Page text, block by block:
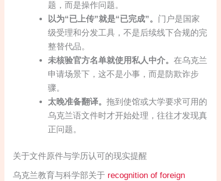
题，而是操作问题。
以为“已上传”就是“已完成”。 门户是国家
级受理和分发工具，不是后续线下合规的完
整替代品。
未核验官方名单就使用私人中介。在乌克兰
申请场景下，这不是小事，而是防欺诈步
骤。
太晚准备翻译。拖到使馆或大学要求可用的
乌克兰语文件时才开始处理，往往才发现真
正问题。
关于文件原件与学历认可的现实提醒
乌克兰教育与科学部关于 recognition of foreign